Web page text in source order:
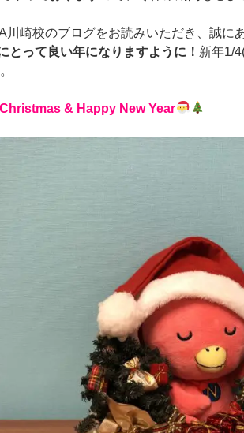
川崎校のブログをお読みいただき、誠に
とって良い年になりますように！ 新年1/
。
& Happy New Year